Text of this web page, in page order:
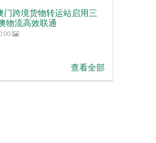
门跨境货物转运站启用三
物流高效联通
查看全部